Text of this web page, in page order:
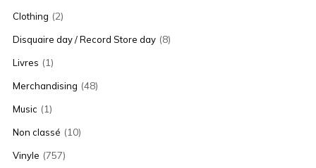
Clothing (2)
Disquaire day / Record Store day (8)
Livres (1)
Merchandising (48)
Music (1)
Non classé (10)
Vinyle (757)